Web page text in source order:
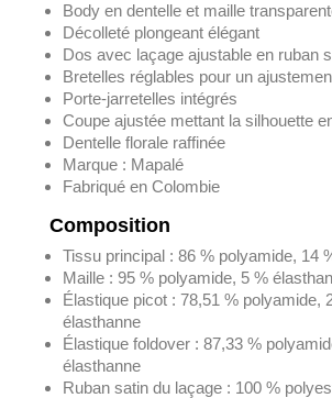
Body en dentelle et maille
Décolleté plongeant élégant
Dos avec laçage ajustable en ruban
Bretelles réglables pour un
Porte-jarretelles intégrés
Coupe ajustée mettant la silhouette
Dentelle florale raffinée
Marque : Mapalé
Fabriqué en Colombie
Composition
Tissu principal : 86 % polyamide, 14
Maille : 95 % polyamide, 5 %
Élastique picot : 78,51 % polyamide,
élasthanne
Élastique foldover : 87,33 %
élasthanne
Ruban satin du laçage : 100 %